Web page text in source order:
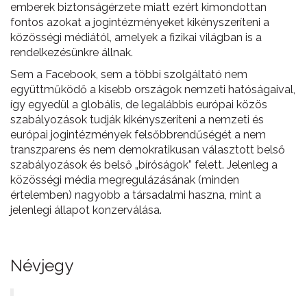
emberek biztonságérzete miatt ezért kimondottan
fontos azokat a jogintézményeket kikényszeríteni a
közösségi médiától, amelyek a fizikai világban is a
rendelkezésünkre állnak.
Sem a Facebook, sem a többi szolgáltató nem
együttműködő a kisebb országok nemzeti hatóságaival,
így egyedül a globális, de legalábbis európai közös
szabályozások tudják kikényszeríteni a nemzeti és
európai jogintézmények felsőbbrendűségét a nem
transzparens és nem demokratikusan választott belső
szabályozások és belső „bíróságok” felett. Jelenleg a
közösségi média megregulázásának (minden
értelemben) nagyobb a társadalmi haszna, mint a
jelenlegi állapot konzerválása.
Névjegy